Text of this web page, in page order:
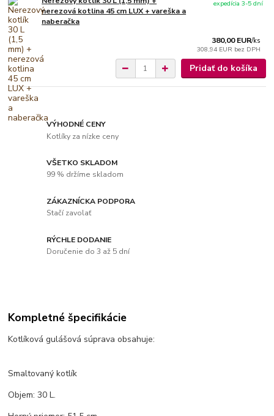
nerezová kotlina 45 cm LUX + vareška a
naberačka
380,00 EUR/ks
308,94 EUR bez DPH
expedícia 3-5 dní
Pridať do košíka
VÝHODNÉ CENY
Kotlíky za nízke ceny
VŠETKO SKLADOM
99 % držíme skladom
ZÁKAZNÍCKA PODPORA
Stačí zavolať
RÝCHLE DODANIE
Doručenie do 3 až 5 dní
Kompletné špecifikácie
Kotlíková gulášová súprava obsahuje:
Smaltovaný kotlík
Objem: 30 L.